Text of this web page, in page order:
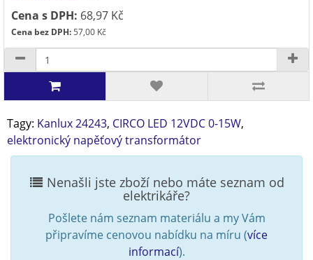
Cena s DPH: 68,97 Kč
Cena bez DPH:57,00 Kč
Tagy: Kanlux 24243, CIRCO LED 12VDC 0-15W,
elektronický napěťový transformátor
Nenašli jste zboží nebo máte seznam od
elektrikáře?
Pošlete nám seznam materiálu a my Vám
připravíme cenovou nabídku na míru (více
informací).